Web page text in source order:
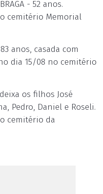
- 52 anos.
cemitério Memorial
83 anos, casada com
dia 15/08 no cemitério
os filhos José
Pedro, Daniel e Roseli.
cemitério da